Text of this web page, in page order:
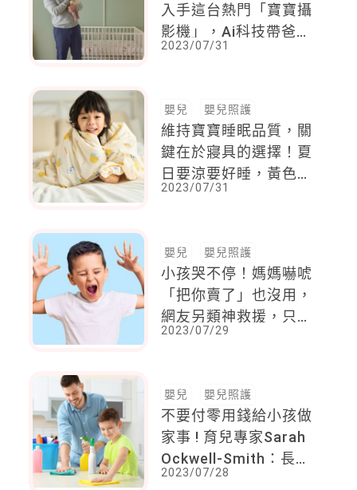
入手這台熱門「寶寶攝
影機」，Ai科技帶爸爸
走上神隊友之路
2023/07/31
嬰兒 嬰兒照護
維持寶寶睡眠品質，關
鍵在於寢具的選擇！夏
日要涼要好睡，黃色小
鴨Piyo睏好好體感瞬涼
2023/07/31
嬰兒 嬰兒照護
小孩哭不停！媽媽嚇唬
「把你賣了」也沒用，
網友另類神救援，只說
「這句話」讓孩子馬上
2023/07/29
嬰兒 嬰兒照護
不要付零用錢給小孩做
家事 ! 育兒專家Sarah
Ockwell-Smith：長久
看來並不妥，一旦沒有
2023/07/28